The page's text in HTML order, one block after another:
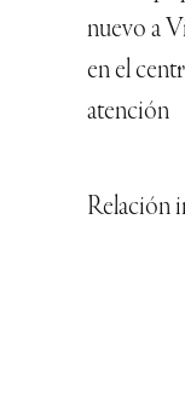
nuevo a
en el
atención
Relación